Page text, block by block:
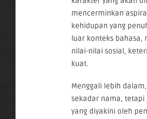
mencerminkan
kehidupan yang
luar konteks bahasa,
nilai-nilai sosial,
kuat.
Menggali lebih
sekadar nama,
yang diyakini oleh